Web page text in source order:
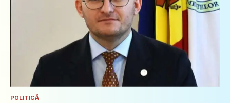
POLITICĂ